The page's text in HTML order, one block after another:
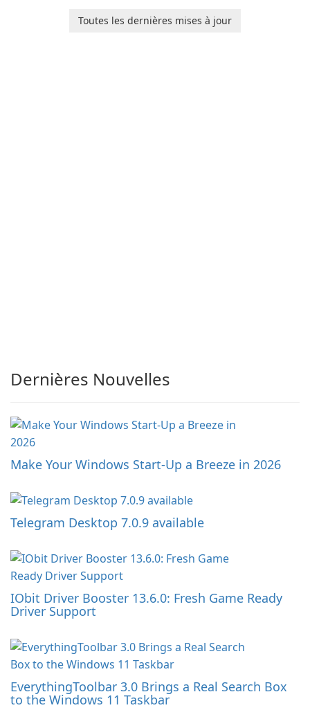
Toutes les dernières mises à jour
Dernières Nouvelles
Make Your Windows Start-Up a Breeze in 2026
Telegram Desktop 7.0.9 available
IObit Driver Booster 13.6.0: Fresh Game Ready
Driver Support
EverythingToolbar 3.0 Brings a Real Search Box
to the Windows 11 Taskbar